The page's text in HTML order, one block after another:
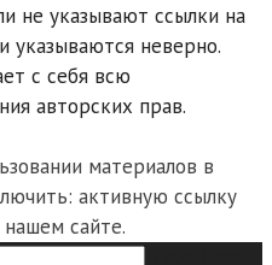
не указывают ссылки на
указываются неверно.
с себя всю
авторских прав.
материалов в
активную ссылку
сайте.